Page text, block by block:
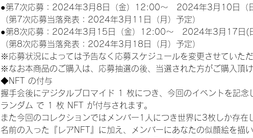
●第7次応募：2024年3月8日（金）12:00～　2024年3月10日（
（第7次応募当落発表：2024年3月11日（月）予定）
●第8次応募：2024年3月15日（金）12:00～　2024年3月17日(
（第8次応募当落発表：2024年3月18日（月）予定）
※応募状況によっては予告なく応募スケジュールを変更させていただ
※なお本商品のご購入は、応募抽選の後、当選された方がご購入頂け
◆NFT の付与
握手会後にデジタルブロマイド 1 枚につき、今回のイベントを記念
ランダム で 1 枚 NFT が付与されます。
また今回のコレクションではメンバー1人につき世界に3枚しか存在
名前の入った『レアNFT』に加え、メンバーにあなたの似顔絵を描